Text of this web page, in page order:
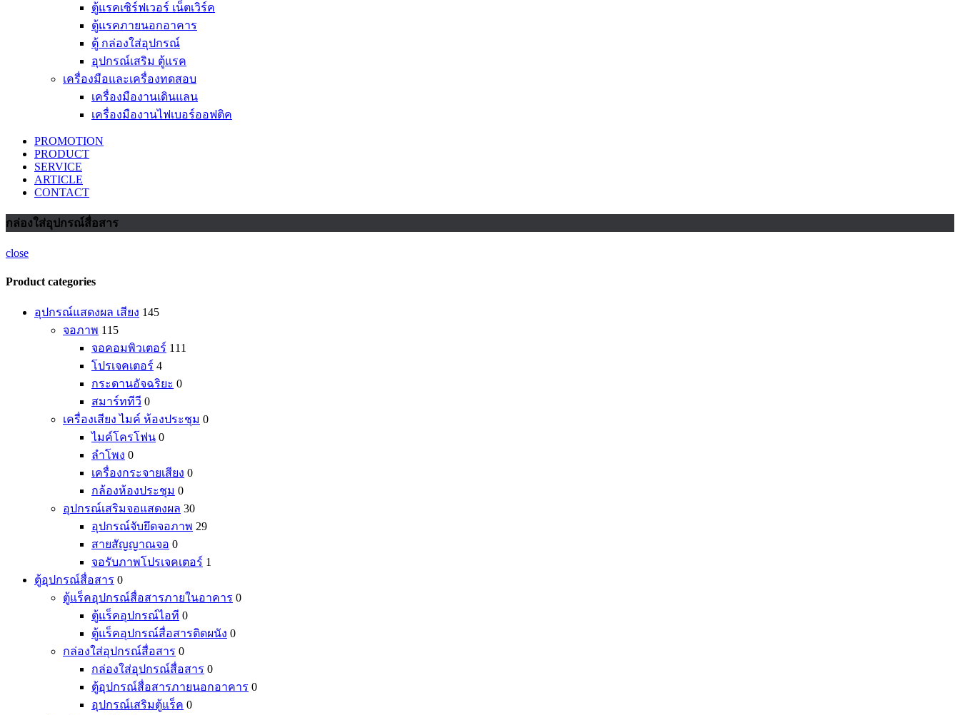
ตู้แรคเซิร์ฟเวอร์ เน็ตเวิร์ค
ตู้แรคภายนอกอาคาร
ตู้ กล่องใส่อุปกรณ์
อุปกรณ์เสริม ตู้แรค
เครื่องมือและเครื่องทดสอบ
เครื่องมืองานเดินแลน
เครื่องมืองานไฟเบอร์ออฟติค
PROMOTION
PRODUCT
SERVICE
ARTICLE
CONTACT
กล่องใส่อุปกรณ์สื่อสาร
close
Product categories
อุปกรณ์แสดงผล เสียง 145
จอภาพ 115
จอคอมพิวเตอร์ 111
โปรเจคเตอร์ 4
กระดานอัจฉริยะ 0
สมาร์ททีวี 0
เครื่องเสียง ไมค์ ห้องประชุม 0
ไมค์โครโฟน 0
ลำโพง 0
เครื่องกระจายเสียง 0
กล้องห้องประชุม 0
อุปกรณ์เสริมจอแสดงผล 30
อุปกรณ์จับยึดจอภาพ 29
สายสัญญาณจอ 0
จอรับภาพโปรเจคเตอร์ 1
ตู้อุปกรณ์สื่อสาร 0
ตู้แร็คอุปกรณ์สื่อสารภายในอาคาร 0
ตู้แร็คอุปกรณ์ไอที 0
ตู้แร็คอุปกรณ์สื่อสารติดผนัง 0
กล่องใส่อุปกรณ์สื่อสาร 0
กล่องใส่อุปกรณ์สื่อสาร 0
ตู้อุปกรณ์สื่อสารภายนอกอาคาร 0
อุปกรณ์เสริมตู้แร็ค 0